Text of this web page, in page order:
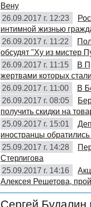
Вену
26.09.2017 г. 12:23
интимной жизнью
26.09.2017 г. 11:22
обсудят "Ху из мистер
26.09.2017 г. 11:15
В
жертвами которых
26.09.2017 г. 11:00
В
26.09.2017 г. 08:05
получить скидки на
25.09.2017 г. 15:01
иностранцы обратились
25.09.2017 г. 14:28
Стерлигова
25.09.2017 г. 14:16
Алексея Решетова,